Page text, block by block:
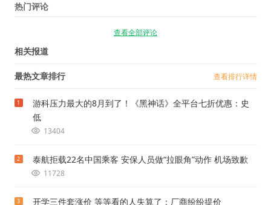
热门评论
查看全部评论
相关报道
最热文章排行 查看排行详情
1
游科压力最大的8月到了！《黑神话》全平台七折优惠：史
低
13404
2 泰航拒载22名中国乘客 安保人员做“拉眼角”动作 机场致歉
11728
3 开学三件套涨价 等等看的人失算了：厂商纷纷提价